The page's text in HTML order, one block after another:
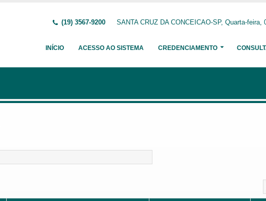
(19) 3567-9200 SANTA CRUZ DA CONCEICAO-SP, Quarta-feira,
INÍCIO ACESSO AO SISTEMA CREDENCIAMENTO